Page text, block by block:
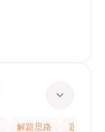
解題思路
題目講解